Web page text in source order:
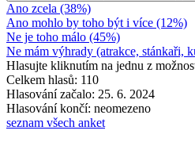
Ano zcela (38%)
Ano mohlo by toho být i více (12%)
Ne je toho málo (45%)
Ne mám výhrady (atrakce, stánkaři,
Hlasujte kliknutím na jednu z
Celkem hlasů: 110
Hlasování začalo: 25. 6. 2024
Hlasování končí: neomezeno
seznam všech anket